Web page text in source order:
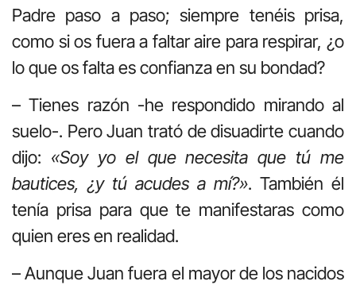
Padre paso a paso; siempre tenéis prisa,
como si os fuera a faltar aire para respirar, ¿o
lo que os falta es confianza en su bondad?
– Tienes razón -he respondido mirando al
suelo-. Pero Juan trató de disuadirte cuando
dijo: «Soy yo el que necesita que tú me
bautices, ¿y tú acudes a mí?». También él
tenía prisa para que te manifestaras como
quien eres en realidad.
– Aunque Juan fuera el mayor de los nacidos